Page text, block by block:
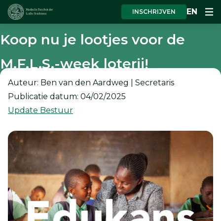
INSCHRIJVEN EN
Koop nu je lootjes voor de
M.F.L.S.-week loterij!
Auteur: Ben van den Aardweg | Secretaris
Publicatie datum: 04/02/2025
Update Bestuur